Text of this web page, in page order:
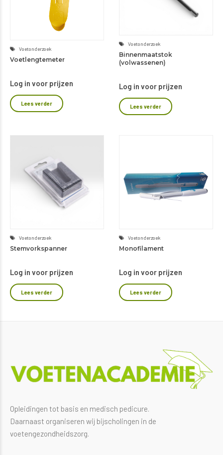
Voetonderzoek
Voetlengtemeter
Log in voor prijzen
Lees verder
Voetonderzoek
Binnenmaatstok
(volwassenen)
Log in voor prijzen
Lees verder
Voetonderzoek
Stemvorkspanner
Log in voor prijzen
Lees verder
Voetonderzoek
Monofilament
Log in voor prijzen
Lees verder
Opleidingen tot basis en medisch pedicure.
Daarnaast organiseren wij bijscholingen in de
voetengezondheidszorg.